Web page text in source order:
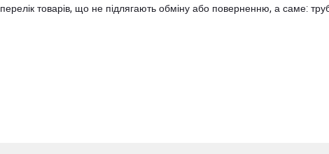
перелік товарів, що не підлягають обміну або поверненню, а саме: